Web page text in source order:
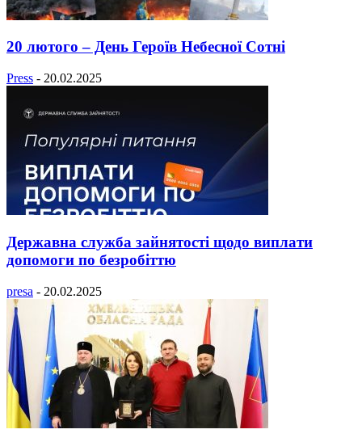
20 лютого – День Героїв Небесної Cотні
Press - 20.02.2025
Державна служба зайнятості щодо виплати
допомоги по безробіттю
presa - 20.02.2025